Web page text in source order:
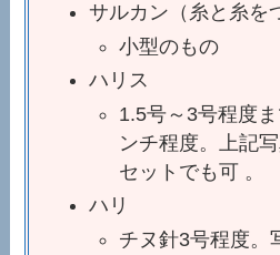
サルカン（糸と糸を
小型のもの
ハリス
1.5号～3号程度
ンチ程度。上記
セットでも可 。
ハリ
チヌ針3号程度。